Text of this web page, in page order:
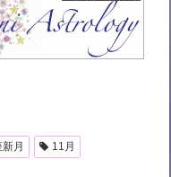
月 11月